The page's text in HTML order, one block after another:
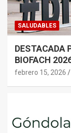
SALUDABLES
DESTACADA
BIOFACH
febrero 15, 2026